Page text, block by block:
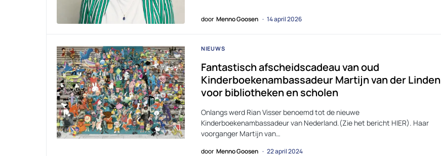
door Menno Goosen 14 april 2026
NIEUWS
Fantastisch afscheidscadeau van oud
Kinderboekenambassadeur Martijn van der Linden
voor bibliotheken en scholen
Onlangs werd Rian Visser benoemd tot de nieuwe
Kinderboekenambassadeur van Nederland.(Zie het bericht HIER). Haar
voorganger Martijn van…
door Menno Goosen 22 april 2024